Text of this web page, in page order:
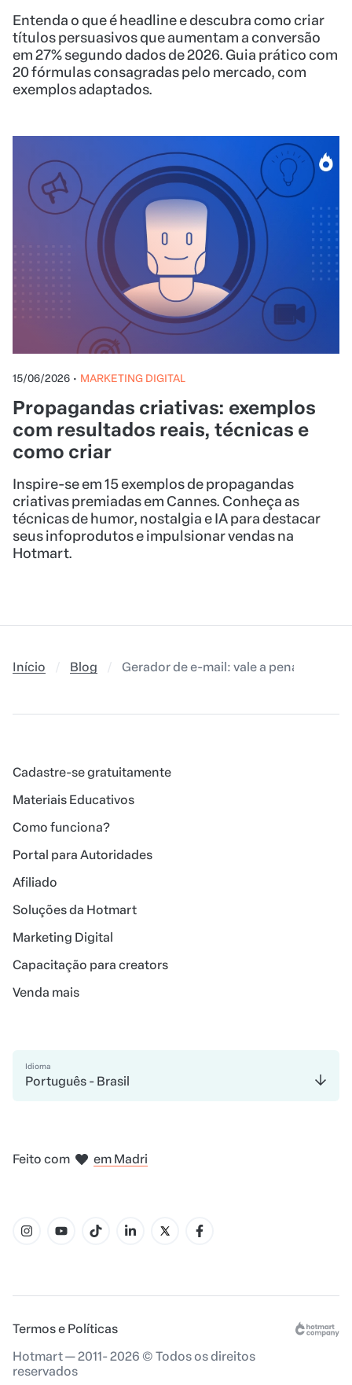
Entenda o que é headline e descubra como criar
títulos persuasivos que aumentam a conversão
em 27% segundo dados de 2026. Guia prático com
20 fórmulas consagradas pelo mercado, com
exemplos adaptados.
15/06/2026 • MARKETING DIGITAL
Propagandas criativas: exemplos
com resultados reais, técnicas e
como criar
Inspire-se em 15 exemplos de propagandas
criativas premiadas em Cannes. Conheça as
técnicas de humor, nostalgia e IA para destacar
seus infoprodutos e impulsionar vendas na
Hotmart.
Início Blog Gerador de e-mail: vale a pena utilizar?
Cadastre-se gratuitamente
Materiais Educativos
Como funciona?
Portal para Autoridades
Afiliado
Soluções da Hotmart
Marketing Digital
Capacitação para creators
Venda mais
Idioma
Português - Brasil
Feito com
em Madri
Termos e Políticas
Hotmart — 2011- 2026 © Todos os direitos
reservados